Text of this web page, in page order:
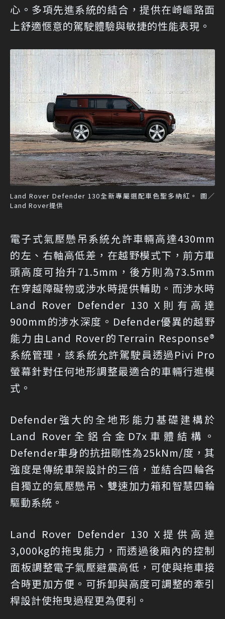
心。多項先進系統的結合，提供在崎嶇路面
上舒適愜意的駕駛體驗與敏捷的性能表現。
Land Rover Defender 130全新專屬選配車色聖多納紅。 圖／
Land Rover提供
電子式氣壓懸吊系統允許車輛高達430mm
的左、右軸高低差，在越野模式下，前方車
頭高度可抬升71.5mm，後方則為73.5mm
在穿越障礙物或涉水時提供輔助。而涉水時
Land Rover Defender 130 X則有高達
900mm的涉水深度。Defender優異的越野
能力由Land Rover的Terrain Response®
系統管理，該系統允許駕駛員透過Pivi Pro
螢幕針對任何地形調整最適合的車輛行進模
式。
Defender強大的全地形能力基礎建構於
Land Rover全鋁合金D7x車體結構。
Defender車身的抗扭剛性為25kNm/度，其
強度是傳統車架設計的三倍，並結合四輪各
自獨立的氣壓懸吊、雙速加力箱和智慧四輪
驅動系統。
Land Rover Defender 130 X提供高達
3,000kg的拖曳能力，而透過後廂內的控制
面板調整電子氣壓避震高低，可使與拖車接
合時更加方便。可拆卸與高度可調整的牽引
桿設計使拖曳過程更為便利。